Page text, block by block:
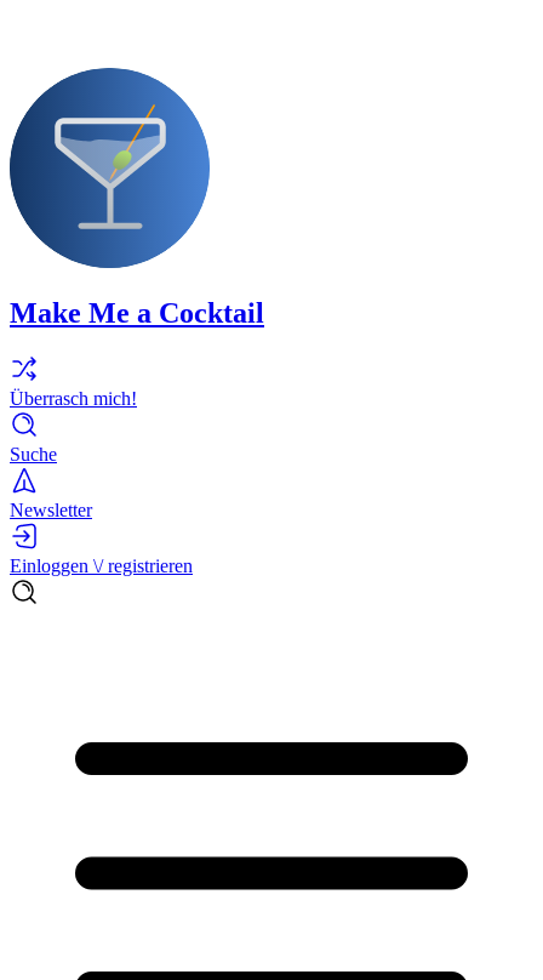
Make Me a Cocktail
Überrasch mich!
Suche
Newsletter
Einloggen \/ registrieren